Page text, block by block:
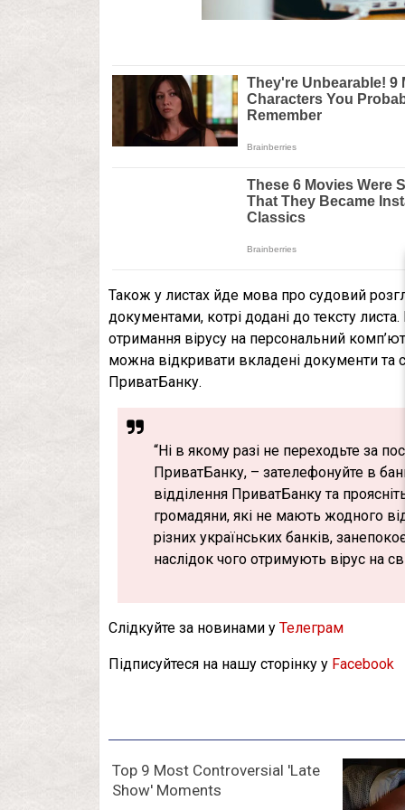
Також у листах йде мова про судовий
документами, котрі додані до тексту
отримання вірусу на персональний
можна відкривати вкладені документи та
ПриватБанку.
“Ні в якому разі не переходьте за
ПриватБанку, – зателефонуйте в
відділення ПриватБанку та
громадяни, які не мають жодного
різних українських банків,
наслідок чого отримують вірус на
Слідкуйте за новинами у Телеграм
Підписуйтеся на нашу сторінку у Facebook